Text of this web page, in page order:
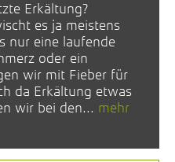
Erkältung?
es ja meistens
nur eine laufende
oder ein
wir mit Fieber für
da Erkältung etwas
wir bei den... mehr